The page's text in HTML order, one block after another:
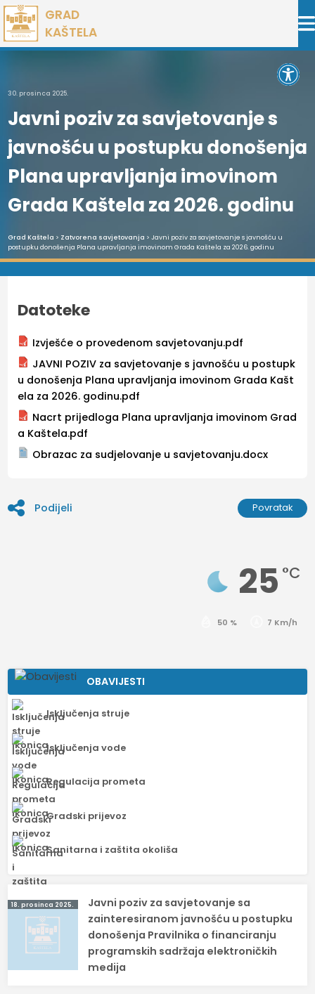
Preskoči
na
sadržaj
GRAD
KAŠTELA
30. prosinca 2025.
Javni poziv za savjetovanje s
javnošću u postupku donošenja
Plana upravljanja imovinom
Grada Kaštela za 2026. godinu
Grad Kaštela > Zatvorena savjetovanja > Javni poziv za savjetovanje s javnošću u
postupku donošenja Plana upravljanja imovinom Grada Kaštela za 2026. godinu
Datoteke
Izvješće o provedenom savjetovanju.pdf
JAVNI POZIV za savjetovanje s javnošću u postupk
u donošenja Plana upravljanja imovinom Grada Kašt
ela za 2026. godinu.pdf
Nacrt prijedloga Plana upravljanja imovinom Grad
a Kaštela.pdf
Obrazac za sudjelovanje u savjetovanju.docx
Podijeli Povratak
25 °C
50 % 7 Km/h
OBAVIJESTI
Isključenja struje
Isključenja vode
Regulacija prometa
Gradski prijevoz
Sanitarna i zaštita okoliša
Navigacija
objava
18. prosinca 2025.
Javni poziv za savjetovanje sa
zainteresiranom javnošću u postupku
donošenja Pravilnika o financiranju
programskih sadržaja elektroničkih
medija